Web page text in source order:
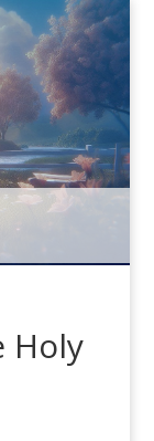
Holy